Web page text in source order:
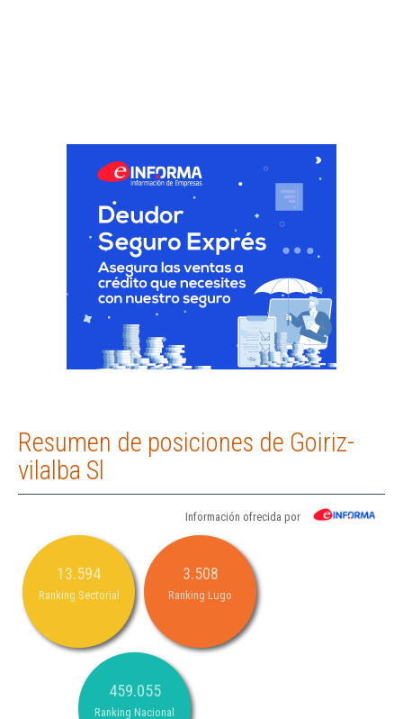
Resumen de posiciones de Goiriz-
vilalba Sl
Información ofrecida por
13.594
Ranking Sectorial
3.508
Ranking Lugo
459.055
Ranking Nacional